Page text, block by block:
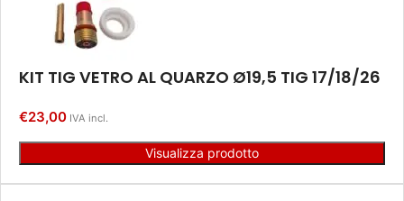
KIT TIG VETRO AL QUARZO Ø19,5 TIG 17/18/26
€23,00 IVA incl.
Visualizza prodotto